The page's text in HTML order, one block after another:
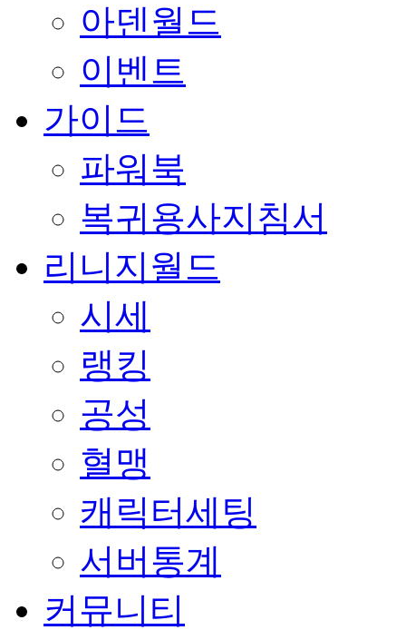
아덴월드
이벤트
가이드
파워북
복귀용사지침서
리니지월드
시세
랭킹
공성
혈맹
캐릭터세팅
서버통계
커뮤니티